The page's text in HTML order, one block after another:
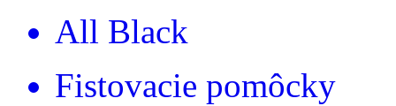
All Black
Fistovacie pomôcky